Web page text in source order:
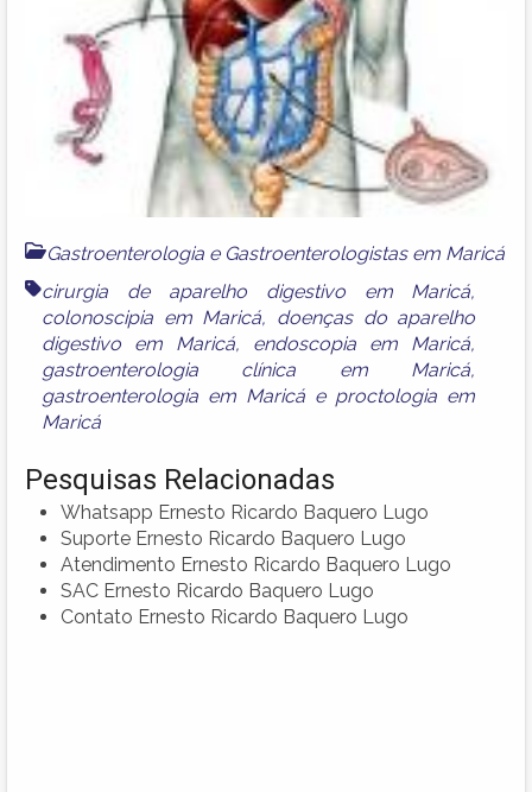
Gastroenterologia e Gastroenterologistas em Maricá
cirurgia de aparelho digestivo em Maricá,
colonoscipia em Maricá, doenças do aparelho
digestivo em Maricá, endoscopia em Maricá,
gastroenterologia clínica em Maricá,
gastroenterologia em Maricá e proctologia em
Maricá
Pesquisas Relacionadas
Whatsapp Ernesto Ricardo Baquero Lugo
Suporte Ernesto Ricardo Baquero Lugo
Atendimento Ernesto Ricardo Baquero Lugo
SAC Ernesto Ricardo Baquero Lugo
Contato Ernesto Ricardo Baquero Lugo